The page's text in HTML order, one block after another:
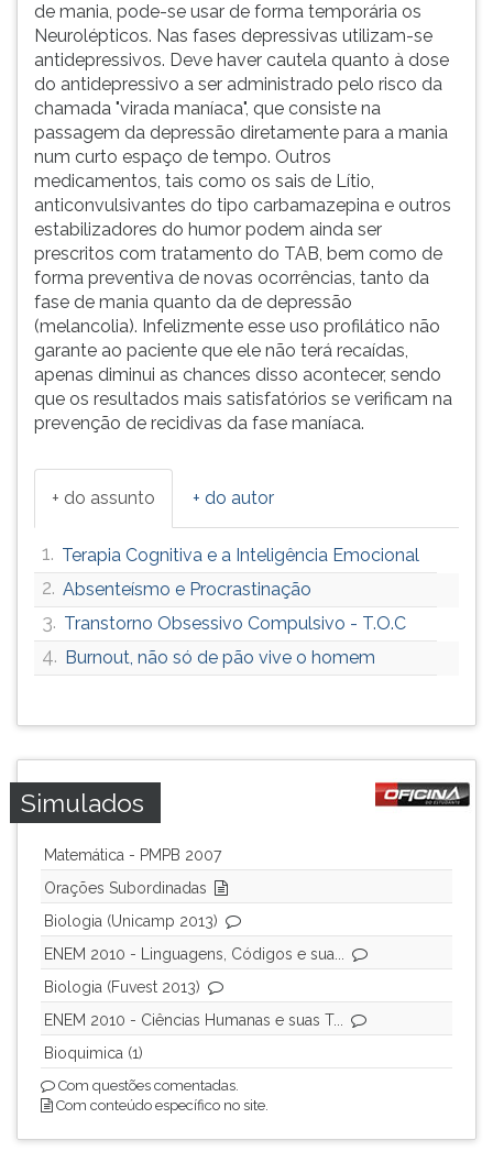
de mania, pode-se usar de forma temporária os
Neurolépticos. Nas fases depressivas utilizam-se
antidepressivos. Deve haver cautela quanto à dose
do antidepressivo a ser administrado pelo risco da
chamada "virada maníaca", que consiste na
passagem da depressão diretamente para a mania
num curto espaço de tempo. Outros
medicamentos, tais como os sais de Lítio,
anticonvulsivantes do tipo carbamazepina e outros
estabilizadores do humor podem ainda ser
prescritos com tratamento do TAB, bem como de
forma preventiva de novas ocorrências, tanto da
fase de mania quanto da de depressão
(melancolia). Infelizmente esse uso profilático não
garante ao paciente que ele não terá recaídas,
apenas diminui as chances disso acontecer, sendo
que os resultados mais satisfatórios se verificam na
prevenção de recidivas da fase maníaca.
+ do assunto + do autor
1. Terapia Cognitiva e a Inteligência Emocional
2. Absenteísmo e Procrastinação
3. Transtorno Obsessivo Compulsivo - T.O.C
4. Burnout, não só de pão vive o homem
Simulados
Matemática - PMPB 2007
Orações Subordinadas
Biologia (Unicamp 2013)
ENEM 2010 - Linguagens, Códigos e sua...
Biologia (Fuvest 2013)
ENEM 2010 - Ciências Humanas e suas T...
Bioquimica (1)
Com questões comentadas.
Com conteúdo específico no site.